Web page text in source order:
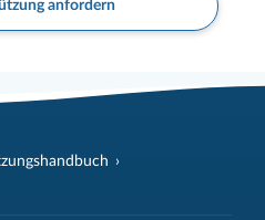
anfordern